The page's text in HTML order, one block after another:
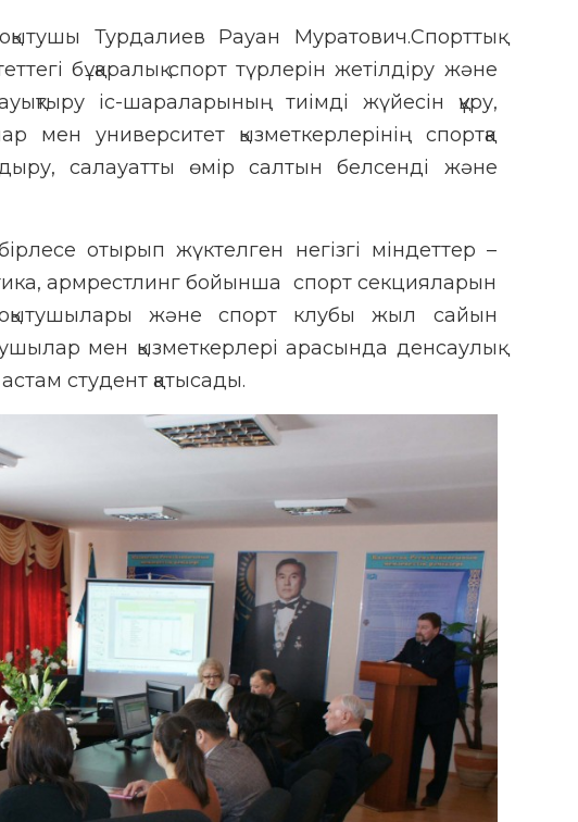
Турдалиев Рауан Муратович.Спорттық
бұқаралық спорт түрлерін жетілдіру және
іс-шараларының тиімді жүйесін құру,
мен университет қызметкерлерінің спортқа
салауатты өмір салтын белсенді және
отырып жүктелген негізгі міндеттер –
армрестлинг бойынша спорт секцияларын
және спорт клубы жыл сайын
мен қызметкерлері арасында денсаулық
студент қатысады.